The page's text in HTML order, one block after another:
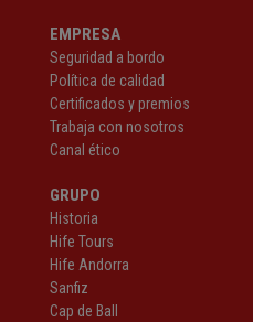
EMPRESA
Seguridad a bordo
Política de calidad
Certificados y premios
Trabaja con nosotros
Canal ético
GRUPO
Historia
Hife Tours
Hife Andorra
Sanfiz
Cap de Ball